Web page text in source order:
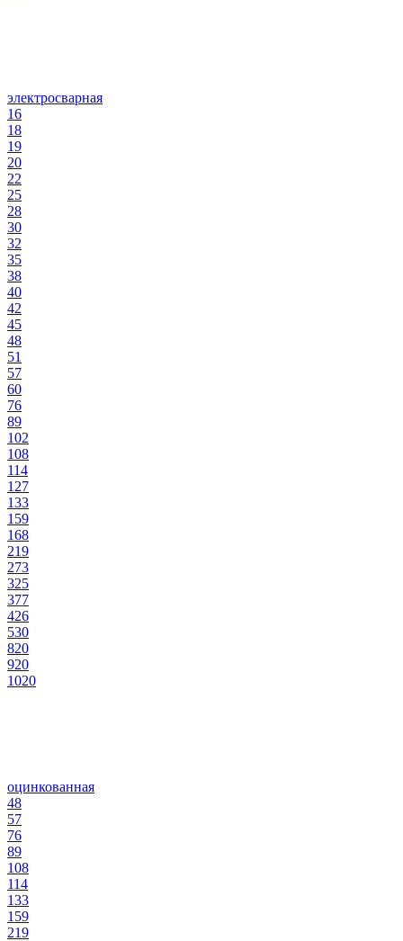
электросварная
16
18
19
20
22
25
28
30
32
35
38
40
42
45
48
51
57
60
76
89
102
108
114
127
133
159
168
219
273
325
377
426
530
820
920
1020
оцинкованная
48
57
76
89
108
114
133
159
219